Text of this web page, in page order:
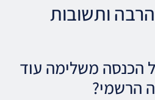
ותשובות
הכנסה משלימה עוד
הרשמי?